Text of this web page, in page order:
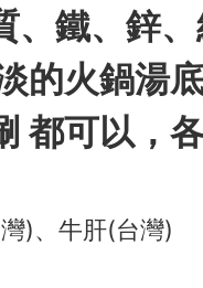
、鐵、鋅
的火鍋湯
都可以，
)、牛肝(台灣)